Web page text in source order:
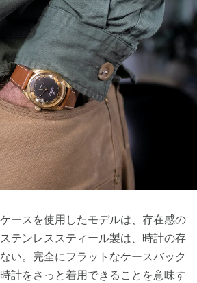
ースを使用したモデルは、存在感の
テンレススティール製は、時計の存
い。完全にフラットなケースバック
計をさっと着用できることを意味す